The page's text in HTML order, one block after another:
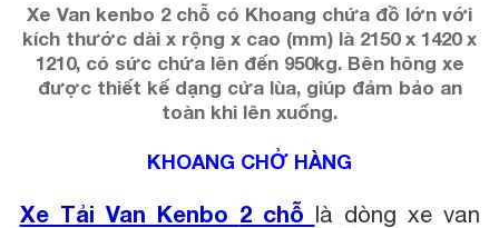
Xe Van kenbo 2 chỗ có Khoang chứa đồ lớn với
kích thước dài x rộng x cao (mm) là 2150 x 1420 x
1210, có sức chứa lên đến 950kg. Bên hông xe
được thiết kế dạng cửa lùa, giúp đảm bảo an
toàn khi lên xuống.
KHOANG CHỞ HÀNG
Xe Tải Van Kenbo 2 chỗ là dòng xe van